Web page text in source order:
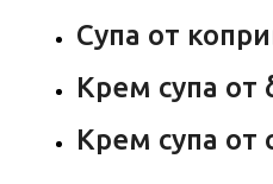
Супа от
Крем супа от
Крем супа от